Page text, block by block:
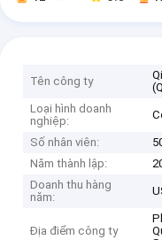
Tên công ty
Loại hình doanh
nghiệp:
Số nhân viên:
Năm thành lập:
Doanh thu hàng
năm:
Địa điểm công ty